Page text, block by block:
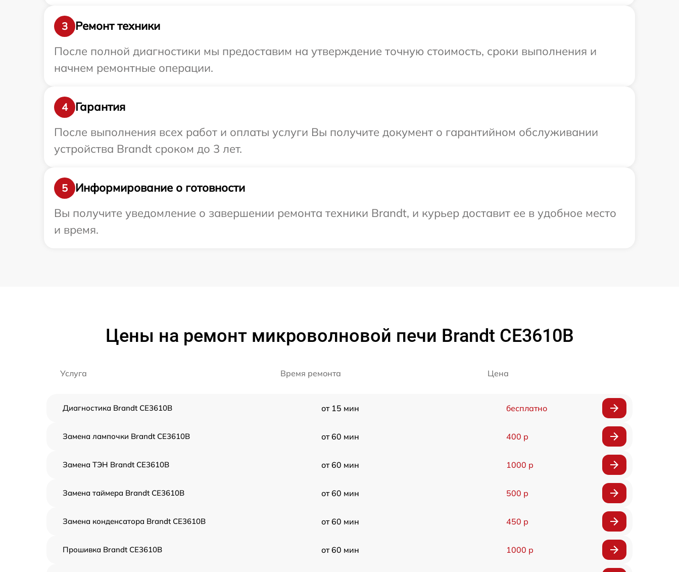
3
Ремонт техники
После полной диагностики мы предоставим на утверждение точную стоимость, сроки выполнения и
начнем ремонтные операции.
4
Гарантия
После выполнения всех работ и оплаты услуги Вы получите документ о гарантийном обслуживании
устройства Brandt сроком до 3 лет.
5
Информирование о готовности
Вы получите уведомление о завершении ремонта техники Brandt, и курьер доставит ее в удобное место
и время.
Цены на ремонт микроволновой печи Brandt CE3610B
Услуга Время ремонта Цена
Диагностика Brandt CE3610B от 15 мин бесплатно
Замена лампочки Brandt CE3610B от 60 мин 400 р
Замена ТЭН Brandt CE3610B от 60 мин 1000 р
Замена таймера Brandt CE3610B от 60 мин 500 р
Замена конденсатора Brandt CE3610B от 60 мин 450 р
Прошивка Brandt CE3610B от 60 мин 1000 р